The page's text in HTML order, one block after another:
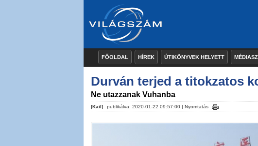
FŐOLDAL HÍREK ÚTIKÖNYVEK HELYETT
Durván terjed a titokzatos
Ne utazzanak Vuhanba
[Kail] publikálva: 2020-01-22 09:57:00 | Nyomtatás